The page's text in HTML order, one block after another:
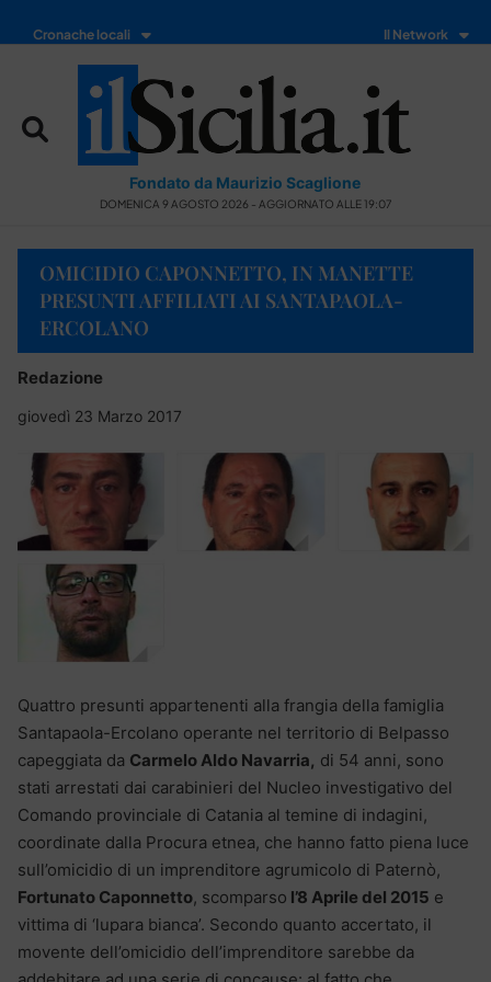
Cronache locali Il Network
Fondato da Maurizio Scaglione
DOMENICA 9 AGOSTO 2026 - AGGIORNATO ALLE 19:07
OMICIDIO CAPONNETTO, IN MANETTE
PRESUNTI AFFILIATI AI SANTAPAOLA-
ERCOLANO
Redazione
giovedì 23 Marzo 2017
Quattro presunti appartenenti alla frangia della famiglia
Santapaola-Ercolano operante nel territorio di Belpasso
capeggiata da Carmelo Aldo Navarria, di 54 anni, sono
stati arrestati dai carabinieri del Nucleo investigativo del
Comando provinciale di Catania al temine di indagini,
coordinate dalla Procura etnea, che hanno fatto piena luce
sull’omicidio di un imprenditore agrumicolo di Paternò,
Fortunato Caponnetto, scomparso l’8 Aprile del 2015 e
vittima di ‘lupara bianca’. Secondo quanto accertato, il
movente dell’omicidio dell’imprenditore sarebbe da